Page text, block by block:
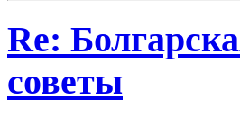
Re:
советы